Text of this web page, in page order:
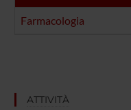
Farmacologia
ATTIVITÀ